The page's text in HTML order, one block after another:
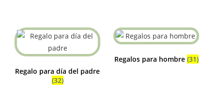
Regalo para día del padre
(32)
Regalos para hombre (31)